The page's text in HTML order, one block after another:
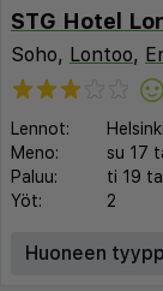
STG Hotel
Soho, Lontoo,
Lennot: Helsinki
Meno:
su 17
Paluu:
ti 19
Yöt:
2
Huoneen